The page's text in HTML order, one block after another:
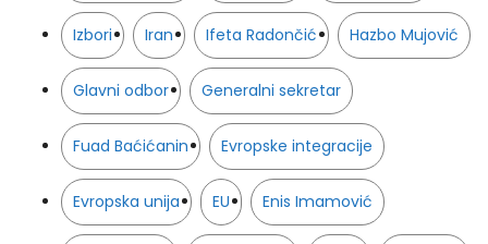
Izbori Iran Ifeta Radončić Hazbo Mujović
Glavni odbor Generalni sekretar
Fuad Baćićanin Evropske integracije
Evropska unija EU Enis Imamović